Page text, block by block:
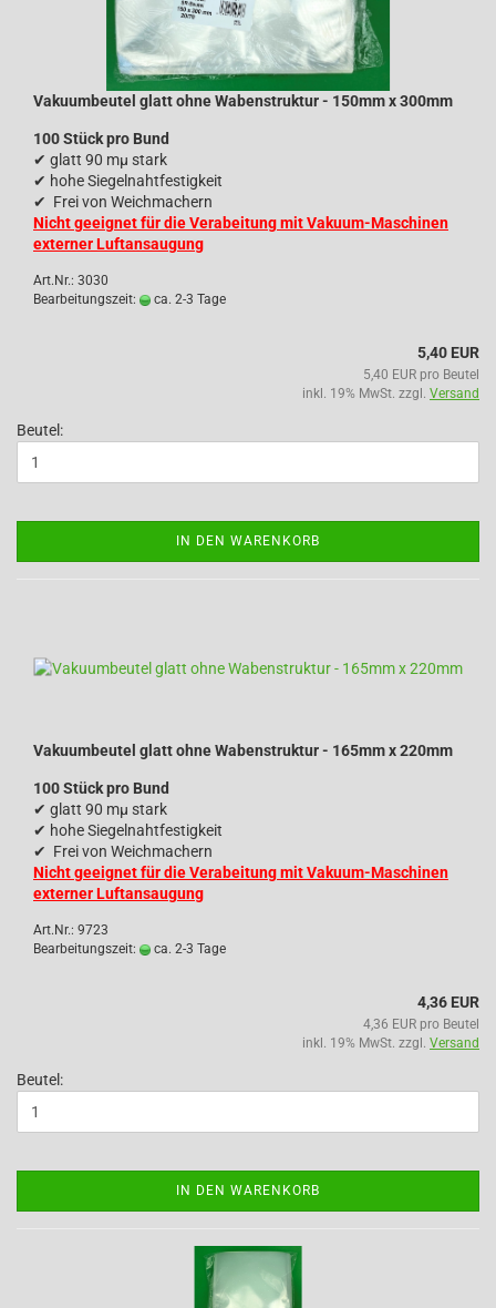
Vakuumbeutel glatt ohne Wabenstruktur - 150mm x 300mm
100 Stück pro Bund
✔ glatt 90 mµ stark
✔ hohe Siegelnahtfestigkeit
✔ Frei von Weichmachern
Nicht geeignet für die Verabeitung mit Vakuum-Maschinen
externer Luftansaugung
Art.Nr.: 3030
Bearbeitungszeit:
ca. 2-3 Tage
5,40 EUR
5,40 EUR pro Beutel
inkl. 19% MwSt. zzgl. Versand
Beutel:
IN DEN WARENKORB
Vakuumbeutel glatt ohne Wabenstruktur - 165mm x 220mm
100 Stück pro Bund
✔ glatt 90 mµ stark
✔ hohe Siegelnahtfestigkeit
✔ Frei von Weichmachern
Nicht geeignet für die Verabeitung mit Vakuum-Maschinen
externer Luftansaugung
Art.Nr.: 9723
Bearbeitungszeit:
ca. 2-3 Tage
4,36 EUR
4,36 EUR pro Beutel
inkl. 19% MwSt. zzgl. Versand
Beutel:
IN DEN WARENKORB